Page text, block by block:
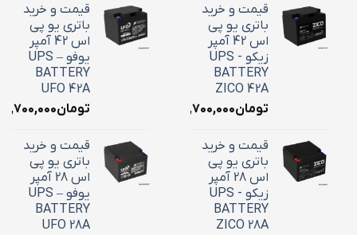
قیمت و خرید
باتری یو پی
اس 42 آمپر
زیکو - UPS
BATTERY
ZICO 42A
تومان۱۸,۷۰۰,۰۰۰
قیمت و خرید
باتری یو پی
اس 28 آمپر
زیکو - UPS
BATTERY
ZICO 28A
قیمت و خرید
باتری یو پی
اس 42 آمپر
یوفو – UPS
BATTERY
UFO 42A
تومان
قیمت و خرید
باتری یو پی
اس 28 آمپر
یوفو – UPS
BATTERY
UFO 28A